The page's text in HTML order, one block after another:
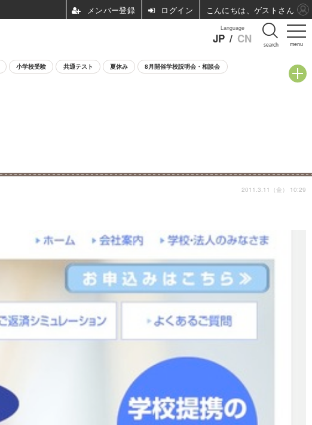
menu
Language
JP / CN search
小学校受験 共通テスト 夏休み 8月開催学校説明会・相談会
2011.3.11（金） 10:29
ログイン こんにちは、ゲストさん